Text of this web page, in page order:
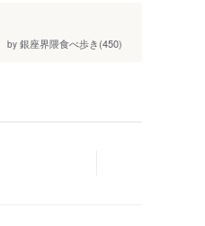
by 銀座界隈食べ歩き(450)